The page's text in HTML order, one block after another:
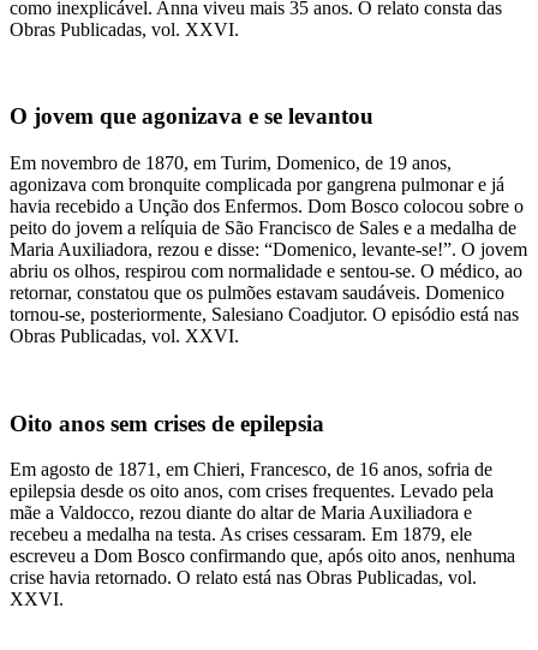
como inexplicável. Anna viveu mais 35 anos. O relato consta das
Obras Publicadas, vol. XXVI.
O jovem que agonizava e se levantou
Em novembro de 1870, em Turim, Domenico, de 19 anos,
agonizava com bronquite complicada por gangrena pulmonar e já
havia recebido a Unção dos Enfermos. Dom Bosco colocou sobre o
peito do jovem a relíquia de São Francisco de Sales e a medalha de
Maria Auxiliadora, rezou e disse: “Domenico, levante-se!”. O jovem
abriu os olhos, respirou com normalidade e sentou-se. O médico, ao
retornar, constatou que os pulmões estavam saudáveis. Domenico
tornou-se, posteriormente, Salesiano Coadjutor. O episódio está nas
Obras Publicadas, vol. XXVI.
Oito anos sem crises de epilepsia
Em agosto de 1871, em Chieri, Francesco, de 16 anos, sofria de
epilepsia desde os oito anos, com crises frequentes. Levado pela
mãe a Valdocco, rezou diante do altar de Maria Auxiliadora e
recebeu a medalha na testa. As crises cessaram. Em 1879, ele
escreveu a Dom Bosco confirmando que, após oito anos, nenhuma
crise havia retornado. O relato está nas Obras Publicadas, vol.
XXVI.